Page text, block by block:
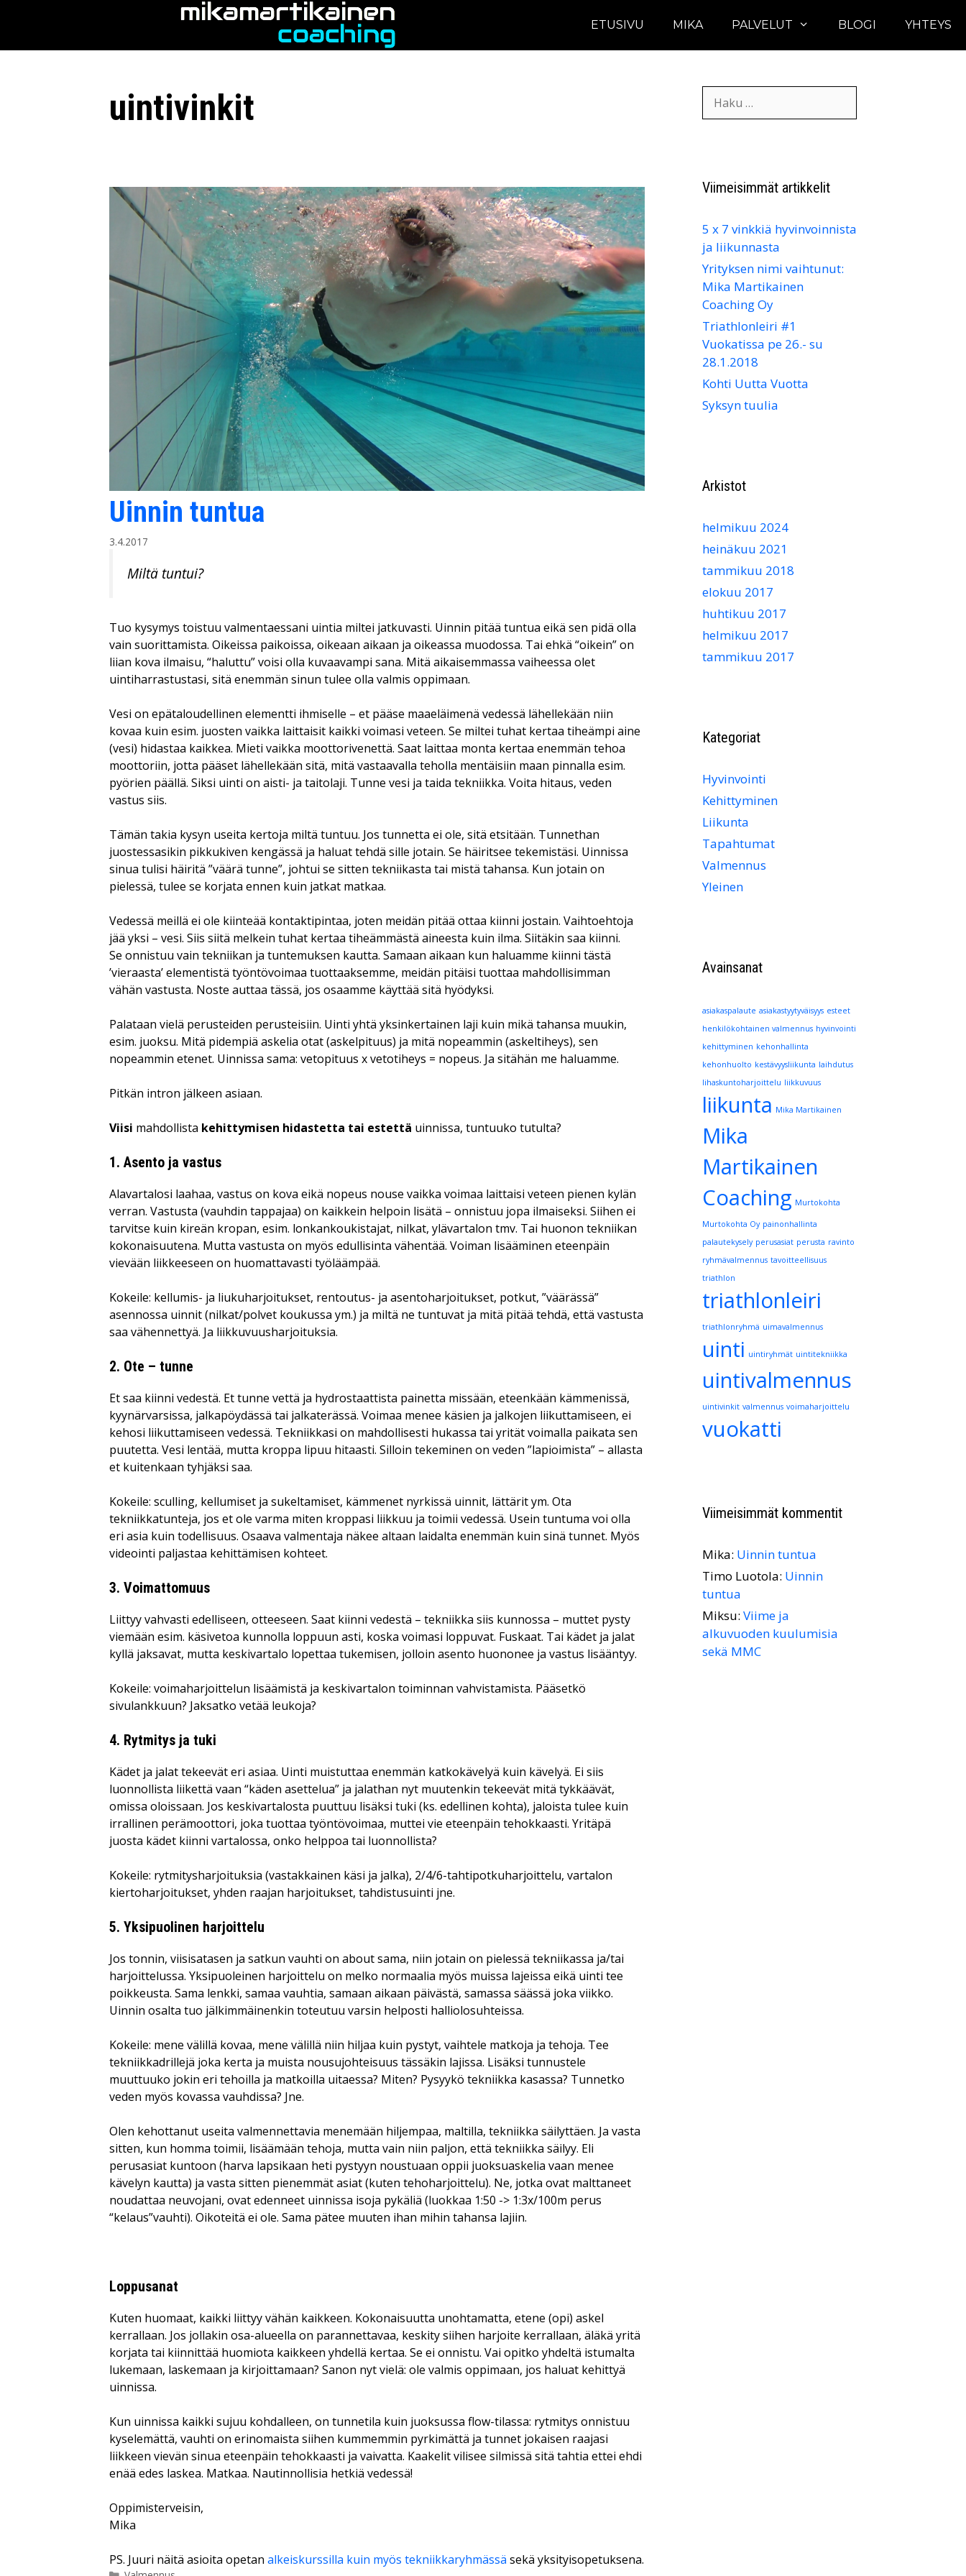
ETUSIVU MIKA PALVELUT BLOGI YHTEYS
uintivinkit
Uinnin tuntua
3.4.2017
Miltä tuntui?
Tuo kysymys toistuu valmentaessani uintia miltei jatkuvasti. Uinnin pitää tuntua eikä sen pidä olla
vain suorittamista. Oikeissa paikoissa, oikeaan aikaan ja oikeassa muodossa. Tai ehkä “oikein” on
liian kova ilmaisu, “haluttu” voisi olla kuvaavampi sana. Mitä aikaisemmassa vaiheessa olet
uintiharrastustasi, sitä enemmän sinun tulee olla valmis oppimaan.
Vesi on epätaloudellinen elementti ihmiselle – et pääse maaeläimenä vedessä lähellekään niin
kovaa kuin esim. juosten vaikka laittaisit kaikki voimasi veteen. Se miltei tuhat kertaa tiheämpi aine
(vesi) hidastaa kaikkea. Mieti vaikka moottorivenettä. Saat laittaa monta kertaa enemmän tehoa
moottoriin, jotta pääset lähellekään sitä, mitä vastaavalla teholla mentäisiin maan pinnalla esim.
pyörien päällä. Siksi uinti on aisti- ja taitolaji. Tunne vesi ja taida tekniikka. Voita hitaus, veden
vastus siis.
Tämän takia kysyn useita kertoja miltä tuntuu. Jos tunnetta ei ole, sitä etsitään. Tunnethan
juostessasikin pikkukiven kengässä ja haluat tehdä sille jotain. Se häiritsee tekemistäsi. Uinnissa
sinua tulisi häiritä ”väärä tunne”, johtui se sitten tekniikasta tai mistä tahansa. Kun jotain on
pielessä, tulee se korjata ennen kuin jatkat matkaa.
Vedessä meillä ei ole kiinteää kontaktipintaa, joten meidän pitää ottaa kiinni jostain. Vaihtoehtoja
jää yksi – vesi. Siis siitä melkein tuhat kertaa tiheämmästä aineesta kuin ilma. Siitäkin saa kiinni.
Se onnistuu vain tekniikan ja tuntemuksen kautta. Samaan aikaan kun haluamme kiinni tästä
’vieraasta’ elementistä työntövoimaa tuottaaksemme, meidän pitäisi tuottaa mahdollisimman
vähän vastusta. Noste auttaa tässä, jos osaamme käyttää sitä hyödyksi.
Palataan vielä perusteiden perusteisiin. Uinti yhtä yksinkertainen laji kuin mikä tahansa muukin,
esim. juoksu. Mitä pidempiä askelia otat (askelpituus) ja mitä nopeammin (askeltiheys), sen
nopeammin etenet. Uinnissa sama: vetopituus x vetotiheys = nopeus. Ja sitähän me haluamme.
Pitkän intron jälkeen asiaan.
Viisi mahdollista kehittymisen hidastetta tai estettä uinnissa, tuntuuko tutulta?
1. Asento ja vastus
Alavartalosi laahaa, vastus on kova eikä nopeus nouse vaikka voimaa laittaisi veteen pienen kylän
verran. Vastusta (vauhdin tappajaa) on kaikkein helpoin lisätä – onnistuu jopa ilmaiseksi. Siihen ei
tarvitse kuin kireän kropan, esim. lonkankoukistajat, nilkat, ylävartalon tmv. Tai huonon tekniikan
kokonaisuutena. Mutta vastusta on myös edullisinta vähentää. Voiman lisääminen eteenpäin
vievään liikkeeseen on huomattavasti työläämpää.
Kokeile: kellumis- ja liukuharjoitukset, rentoutus- ja asentoharjoitukset, potkut, ”väärässä”
asennossa uinnit (nilkat/polvet koukussa ym.) ja miltä ne tuntuvat ja mitä pitää tehdä, että vastusta
saa vähennettyä. Ja liikkuvuusharjoituksia.
2. Ote – tunne
Et saa kiinni vedestä. Et tunne vettä ja hydrostaattista painetta missään, eteenkään kämmenissä,
kyynärvarsissa, jalkapöydässä tai jalkaterässä. Voimaa menee käsien ja jalkojen liikuttamiseen, ei
kehosi liikuttamiseen vedessä. Tekniikkasi on mahdollisesti hukassa tai yrität voimalla paikata sen
puutetta. Vesi lentää, mutta kroppa lipuu hitaasti. Silloin tekeminen on veden ”lapioimista” – allasta
et kuitenkaan tyhjäksi saa.
Kokeile: sculling, kellumiset ja sukeltamiset, kämmenet nyrkissä uinnit, lättärit ym. Ota
tekniikkatunteja, jos et ole varma miten kroppasi liikkuu ja toimii vedessä. Usein tuntuma voi olla
eri asia kuin todellisuus. Osaava valmentaja näkee altaan laidalta enemmän kuin sinä tunnet. Myös
videointi paljastaa kehittämisen kohteet.
3. Voimattomuus
Liittyy vahvasti edelliseen, otteeseen. Saat kiinni vedestä – tekniikka siis kunnossa – muttet pysty
viemään esim. käsivetoa kunnolla loppuun asti, koska voimasi loppuvat. Fuskaat. Tai kädet ja jalat
kyllä jaksavat, mutta keskivartalo lopettaa tukemisen, jolloin asento huononee ja vastus lisääntyy.
Kokeile: voimaharjoittelun lisäämistä ja keskivartalon toiminnan vahvistamista. Pääsetkö
sivulankkuun? Jaksatko vetää leukoja?
4. Rytmitys ja tuki
Kädet ja jalat tekeevät eri asiaa. Uinti muistuttaa enemmän katkokävelyä kuin kävelyä. Ei siis
luonnollista liikettä vaan “käden asettelua” ja jalathan nyt muutenkin tekeevät mitä tykkäävät,
omissa oloissaan. Jos keskivartalosta puuttuu lisäksi tuki (ks. edellinen kohta), jaloista tulee kuin
irrallinen perämoottori, joka tuottaa työntövoimaa, muttei vie eteenpäin tehokkaasti. Yritäpä
juosta kädet kiinni vartalossa, onko helppoa tai luonnollista?
Kokeile: rytmitysharjoituksia (vastakkainen käsi ja jalka), 2/4/6-tahtipotkuharjoittelu, vartalon
kiertoharjoitukset, yhden raajan harjoitukset, tahdistusuinti jne.
5. Yksipuolinen harjoittelu
Jos tonnin, viisisatasen ja satkun vauhti on about sama, niin jotain on pielessä tekniikassa ja/tai
harjoittelussa. Yksipuoleinen harjoittelu on melko normaalia myös muissa lajeissa eikä uinti tee
poikkeusta. Sama lenkki, samaa vauhtia, samaan aikaan päivästä, samassa säässä joka viikko.
Uinnin osalta tuo jälkimmäinenkin toteutuu varsin helposti halliolosuhteissa.
Kokeile: mene välillä kovaa, mene välillä niin hiljaa kuin pystyt, vaihtele matkoja ja tehoja. Tee
tekniikkadrillejä joka kerta ja muista nousujohteisuus tässäkin lajissa. Lisäksi tunnustele
muuttuuko jokin eri tehoilla ja matkoilla uitaessa? Miten? Pysyykö tekniikka kasassa? Tunnetko
veden myös kovassa vauhdissa? Jne.
Olen kehottanut useita valmennettavia menemään hiljempaa, maltilla, tekniikka säilyttäen. Ja vasta
sitten, kun homma toimii, lisäämään tehoja, mutta vain niin paljon, että tekniikka säilyy. Eli
perusasiat kuntoon (harva lapsikaan heti pystyyn noustuaan oppii juoksuaskelia vaan menee
kävelyn kautta) ja vasta sitten pienemmät asiat (kuten tehoharjoittelu). Ne, jotka ovat malttaneet
noudattaa neuvojani, ovat edenneet uinnissa isoja pykäliä (luokkaa 1:50 -> 1:3x/100m perus
“kelaus”vauhti). Oikoteitä ei ole. Sama pätee muuten ihan mihin tahansa lajiin.
Loppusanat
Kuten huomaat, kaikki liittyy vähän kaikkeen. Kokonaisuutta unohtamatta, etene (opi) askel
kerrallaan. Jos jollakin osa-alueella on parannettavaa, keskity siihen harjoite kerrallaan, äläkä yritä
korjata tai kiinnittää huomiota kaikkeen yhdellä kertaa. Se ei onnistu. Vai opitko yhdeltä istumalta
lukemaan, laskemaan ja kirjoittamaan? Sanon nyt vielä: ole valmis oppimaan, jos haluat kehittyä
uinnissa.
Kun uinnissa kaikki sujuu kohdalleen, on tunnetila kuin juoksussa flow-tilassa: rytmitys onnistuu
kyselemättä, vauhti on erinomaista siihen kummemmin pyrkimättä ja tunnet jokaisen raajasi
liikkeen vievän sinua eteenpäin tehokkaasti ja vaivatta. Kaakelit vilisee silmissä sitä tahtia ettei ehdi
enää edes laskea. Matkaa. Nautinnollisia hetkiä vedessä!
Oppimisterveisin,
Mika
PS. Juuri näitä asioita opetan alkeiskurssilla kuin myös tekniikkaryhmässä sekä yksityisopetuksena.
Haku:
Viimeisimmät artikkelit
5 x 7 vinkkiä hyvinvoinnista
ja liikunnasta
Yrityksen nimi vaihtunut:
Mika Martikainen
Coaching Oy
Triathlonleiri #1
Vuokatissa pe 26.- su
28.1.2018
Kohti Uutta Vuotta
Syksyn tuulia
Arkistot
helmikuu 2024
heinäkuu 2021
tammikuu 2018
elokuu 2017
huhtikuu 2017
helmikuu 2017
tammikuu 2017
Kategoriat
Hyvinvointi
Kehittyminen
Liikunta
Tapahtumat
Valmennus
Yleinen
Avainsanat
asiakaspalaute asiakastyytyväisyys esteet
henkilökohtainen valmennus hyvinvointi
kehittyminen kehonhallinta
kehonhuolto kestävyysliikunta laihdutus
lihaskuntoharjoittelu liikkuvuus
liikunta Mika Martikainen
Mika
Martikainen
Coaching Murtokohta
Murtokohta Oy painonhallinta
palautekysely perusasiat perusta ravinto
ryhmävalmennus tavoitteellisuus
triathlon
triathlonleiri
triathlonryhmä uimavalmennus
uinti uintiryhmät uintitekniikka
uintivalmennus
uintivinkit valmennus voimaharjoittelu
vuokatti
Viimeisimmät kommentit
Mika: Uinnin tuntua
Timo Luotola: Uinnin
tuntua
Miksu: Viime ja
alkuvuoden kuulumisia
sekä MMC